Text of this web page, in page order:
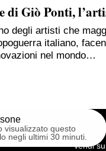
di Giò Ponti,
degli artisti che
italiano,
nel mondo…
visualizzato questo
negli ultimi 30 minuti.
Vendi